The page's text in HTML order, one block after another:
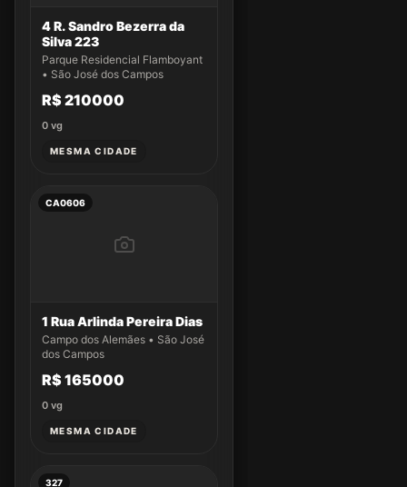
4 R. Sandro Bezerra da
Silva 223
Parque Residencial Flamboyant
• São José dos Campos
R$ 210000
0 vg
MESMA CIDADE
CA0606
1 Rua Arlinda Pereira Dias
Campo dos Alemães • São José
dos Campos
R$ 165000
0 vg
MESMA CIDADE
327